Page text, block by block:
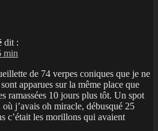
dit :
min
de 74 verpes coniques que je ne
apparues sur la même place que
ramassées 10 jours plus tôt. Un spot
j’avais oh miracle, débusqué 25
c’était les morillons qui avaient